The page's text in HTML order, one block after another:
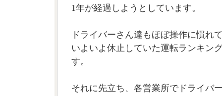
1年が経過しようとしています。
ドライバーさん達もほぼ操作に慣れ
いよいよ休止していた運転ランキン
す。
それに先立ち、各営業所でドライバ